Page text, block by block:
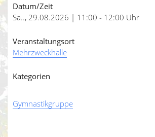
Datum/Zeit
Sa.., 29.08.2026 | 11:00 - 12:00 Uhr
Veranstaltungsort
Mehrzweckhalle
Kategorien
Gymnastikgruppe